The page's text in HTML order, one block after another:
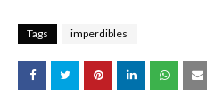
Tags imperdibles